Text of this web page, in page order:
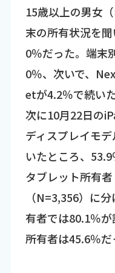
15歳以上の男女
末の所有状況を
0％だった。端末
0％、次いで、
etが4.2％で続いた
次に10月22日の
ディスプレイモ
いたところ、
タブレット所有
（N=3,356）に
有者では80.1％
所有者は45.6％だ